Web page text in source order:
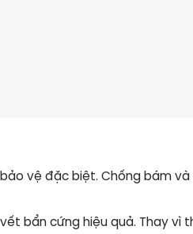
vệ đặc biệt. Chống bám
bẩn cứng hiệu quả. Thay vì